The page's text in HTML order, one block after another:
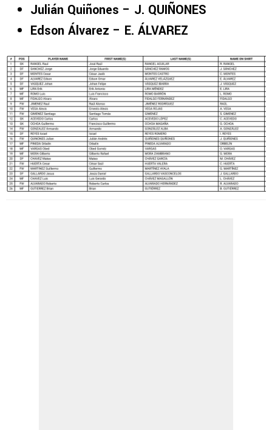
Julián Quiñones – J. QUIÑONES
Edson Álvarez – E. ÁLVAREZ